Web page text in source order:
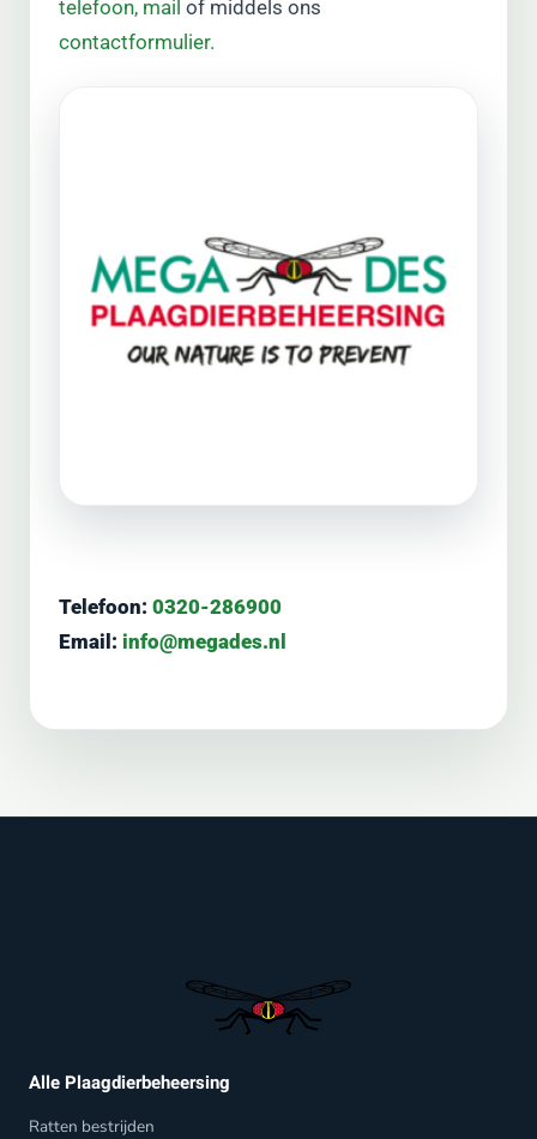
telefoon, mail of middels ons
contactformulier.
Telefoon: 0320-286900
Email: info@megades.nl
Alle Plaagdierbeheersing
Ratten bestrijden